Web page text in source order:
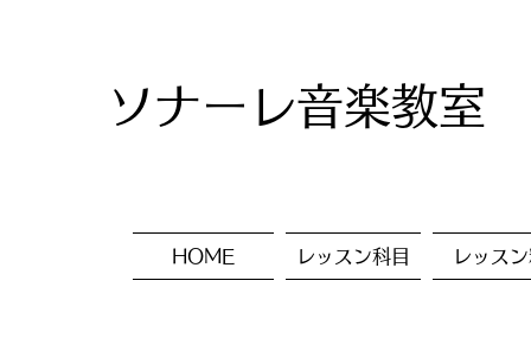
ソナーレ音楽教室
HOME レッスン科目 レッス